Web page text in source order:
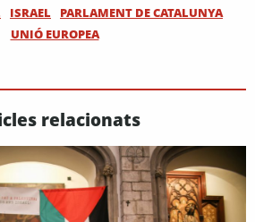
ISRAEL
PARLAMENT DE CATALUNYA
UNIÓ EUROPEA
relacionats